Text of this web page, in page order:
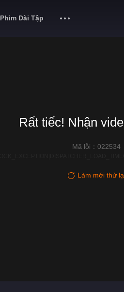
Phim Dài Tập
Rất tiếc! Nhận
Mã lỗi：022534
Làm mới thử